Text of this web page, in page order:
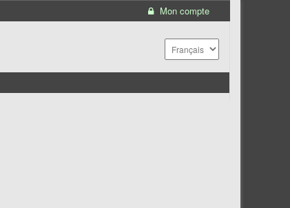
Mon compte